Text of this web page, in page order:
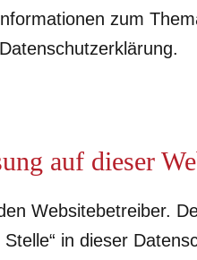
zum
auf dieser
Websitebetreiber.
in dieser